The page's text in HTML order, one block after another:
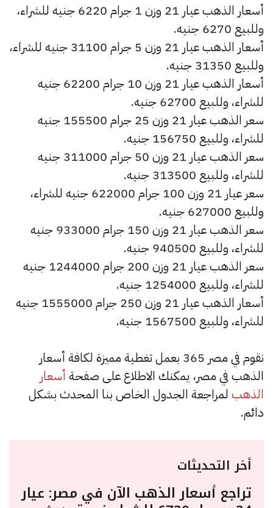
أسعار الذهب عيار 21 وزن 1 جرام 6220 جنيه للشراء،
وللبيع 6270 جنيه.
أسعار الذهب عيار 21 وزن 5 جرام 31100 جنيه للشراء،
وللبيع 31350 جنيه.
أسعار الذهب عيار 21 وزن 10 جرام 62200 جنيه
للشراء، وللبيع 62700 جنيه.
سعر الذهب عيار 21 وزن 25 جرام 155500 جنيه
للشراء، وللبيع 156750 جنيه.
سعر الذهب عيار 21 وزن 50 جرام 311000 جنيه
للشراء، وللبيع 313500 جنيه.
سعر عيار 21 وزن 100 جرام 622000 جنيه للشراء،
وللبيع 627000 جنيه.
سعر الذهب عيار 21 وزن 150 جرام 933000 جنيه
للشراء، وللبيع 940500 جنيه.
سعر الذهب عيار 21 وزن 200 جرام 1244000 جنيه
للشراء، وللبيع 1254000 جنيه.
أسعار الذهب عيار 21 وزن 250 جرام 1555000 جنيه
للشراء، وللبيع 1567500 جنيه.
نقوم في مصر 365 بعمل تغطية مميزة لكافة أسعار
الذهب في مصر، يمكنك الاطلاع على صفحة أسعار
الذهب لمراجعة الجدول الخاص بنا المحدث بشكل
دائم.
أخر التحديثات
تراجع أسعار الذهب الآن في مصر: عيار